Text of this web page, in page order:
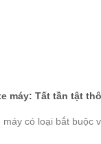
máy: Tất tần tật
máy có loại bắt buộc